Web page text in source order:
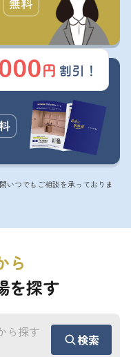
いつでもご相談を承っておりま
ら
を探す
検索